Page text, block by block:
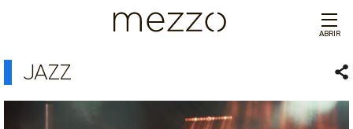
ABRIR
JAZZ